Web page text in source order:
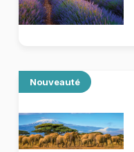
Nouveauté